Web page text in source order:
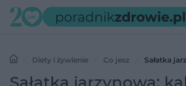
Diety i żywienie Co jesz
Sałatka
wartości odżywcze